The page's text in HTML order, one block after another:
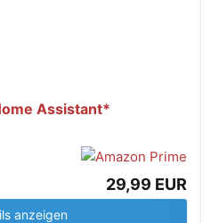
Assistant*
29,99 EUR
anzeigen